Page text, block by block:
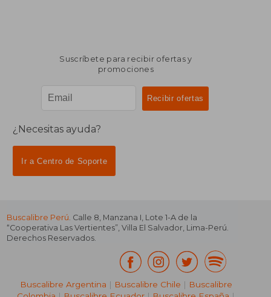
Suscríbete para recibir ofertas y
promociones
¿Necesitas ayuda?
Ir a Centro de Soporte
Buscalibre Perú. Calle 8, Manzana I, Lote 1-A de la
“Cooperativa Las Vertientes”, Villa El Salvador, Lima-Perú.
Derechos Reservados.
Buscalibre Argentina | Buscalibre Chile | Buscalibre